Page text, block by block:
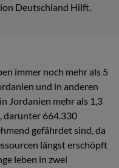
Deutschland Hilft,
immer noch mehr als 5
und in anderen
Jordanien mehr als 1,3
darunter 664.330
gefährdet sind, da
längst erschöpft
leben in zwei